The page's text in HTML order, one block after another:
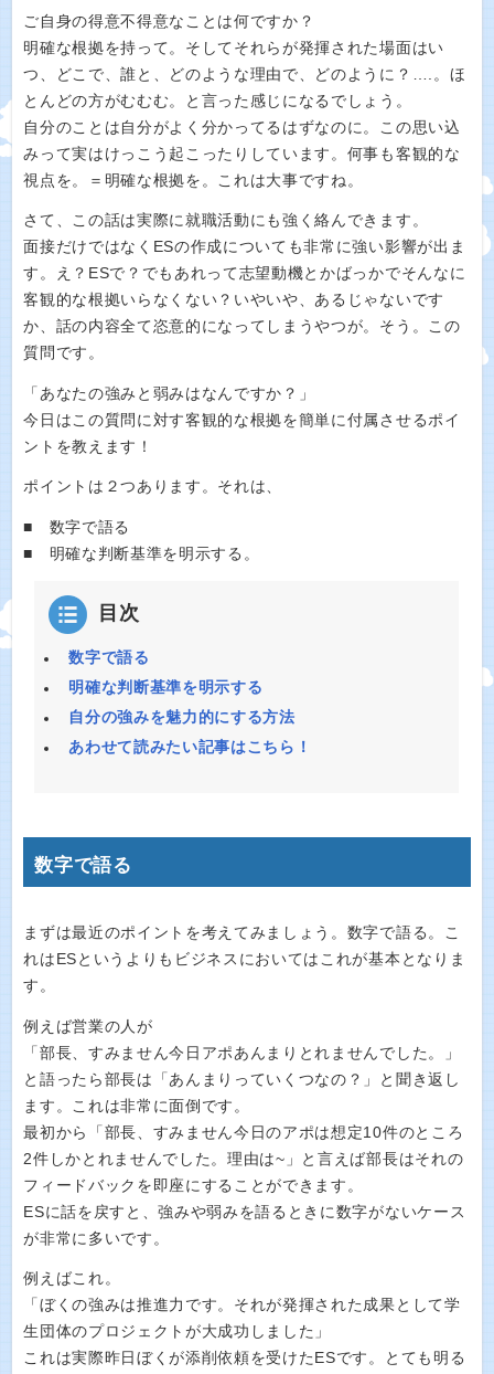
ご自身の得意不得意なことは何ですか？
明確な根拠を持って。そしてそれらが発揮された場面はい
つ、どこで、誰と、どのような理由で、どのように？….。ほ
とんどの方がむむむ。と言った感じになるでしょう。
自分のことは自分がよく分かってるはずなのに。この思い込
みって実はけっこう起こったりしています。何事も客観的な
視点を。＝明確な根拠を。これは大事ですね。
さて、この話は実際に就職活動にも強く絡んできます。
面接だけではなくESの作成についても非常に強い影響が出ま
す。え？ESで？でもあれって志望動機とかばっかでそんなに
客観的な根拠いらなくない？いやいや、あるじゃないです
か、話の内容全て恣意的になってしまうやつが。そう。この
質問です。
「あなたの強みと弱みはなんですか？」
今日はこの質問に対す客観的な根拠を簡単に付属させるポイ
ントを教えます！
ポイントは２つあります。それは、
■ 数字で語る
■ 明確な判断基準を明示する。
目次
数字で語る
明確な判断基準を明示する
自分の強みを魅力的にする方法
あわせて読みたい記事はこちら！
数字で語る
まずは最近のポイントを考えてみましょう。数字で語る。こ
れはESというよりもビジネスにおいてはこれが基本となりま
す。
例えば営業の人が
「部長、すみません今日アポあんまりとれませんでした。」
と語ったら部長は「あんまりっていくつなの？」と聞き返し
ます。これは非常に面倒です。
最初から「部長、すみません今日のアポは想定10件のところ
2件しかとれませんでした。理由は~」と言えば部長はそれの
フィードバックを即座にすることができます。
ESに話を戻すと、強みや弱みを語るときに数字がないケース
が非常に多いです。
例えばこれ。
「ぼくの強みは推進力です。それが発揮された成果として学
生団体のプロジェクトが大成功しました」
これは実際昨日ぼくが添削依頼を受けたESです。とても明る